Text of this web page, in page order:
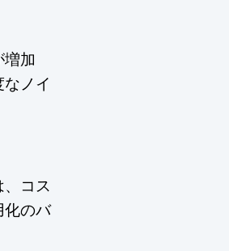
加
ノイ
コス
化のバ